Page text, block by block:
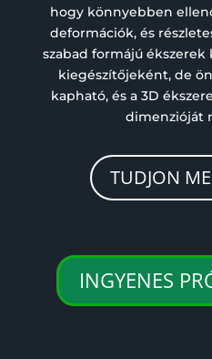
hogy könnyebben
deformációk, és
szabad formájú ékszerek
kiegészítőjeként, de
kapható, és a 3D
dimenzióját
TUDJON
INGYENES